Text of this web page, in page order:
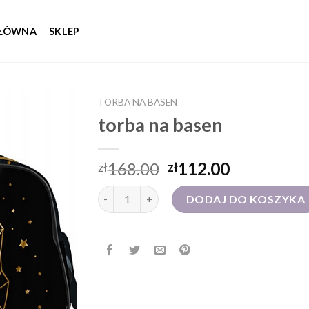
SKLEP
TORBA NA BASEN
torba na basen
zł168.00 zł112.00
ilość torba na basen DODAJ DO KOSZYKA